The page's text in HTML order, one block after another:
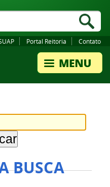
Portal Reitoria Contato
BUSCA